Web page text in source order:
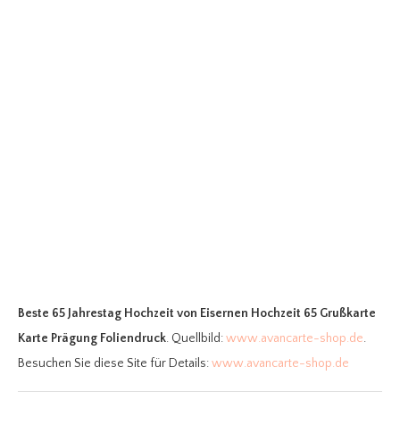
Beste 65 Jahrestag Hochzeit von Eisernen Hochzeit 65 Grußkarte
Karte Prägung Foliendruck. Quellbild:www.avancarte-shop.de.
Besuchen Sie diese Site für Details:www.avancarte-shop.de